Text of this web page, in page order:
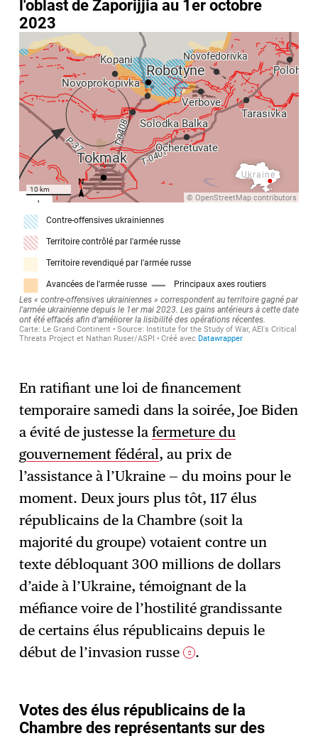
En ratifiant une loi de financement
temporaire samedi dans la soirée, Joe Biden
a évité de justesse lafermeture du
gouvernement fédéral, au prix de
l’assistance à l’Ukraine — du moins pour le
moment. Deux jours plus tôt, 117 élus
républicains de la Chambre (soit la
majorité du groupe) votaient contre un
texte débloquant 300 millions de dollars
d’aide à l’Ukraine, témoignant de la
méfiance voire de l’hostilité grandissante
de certains élus républicains depuis le
début de l’invasion russe 2 .